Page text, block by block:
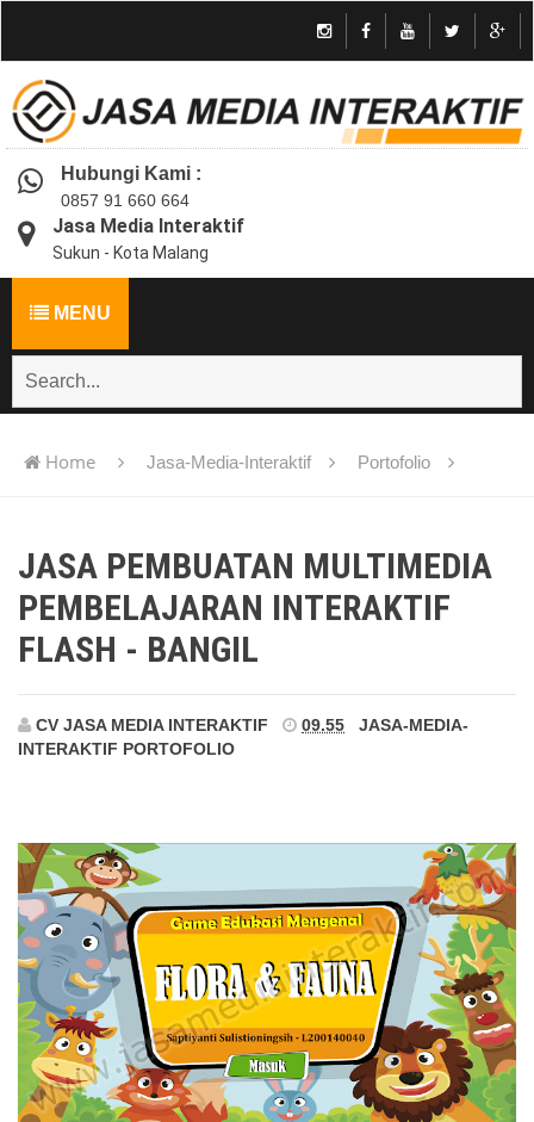
Hubungi Kami :
0857 91 660 664
Jasa Media Interaktif
Sukun - Kota Malang
MENU
Home Jasa-Media-Interaktif Portofolio
JASA PEMBUATAN MULTIMEDIA
PEMBELAJARAN INTERAKTIF
FLASH - BANGIL
CV JASA MEDIA INTERAKTIF 09.55
JASA-MEDIA-
INTERAKTIF PORTOFOLIO